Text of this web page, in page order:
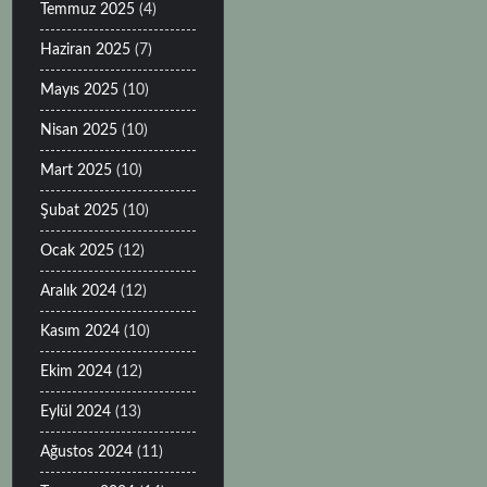
Temmuz 2025 (4)
Haziran 2025 (7)
Mayıs 2025 (10)
Nisan 2025 (10)
Mart 2025 (10)
Şubat 2025 (10)
Ocak 2025 (12)
Aralık 2024 (12)
Kasım 2024 (10)
Ekim 2024 (12)
Eylül 2024 (13)
Ağustos 2024 (11)